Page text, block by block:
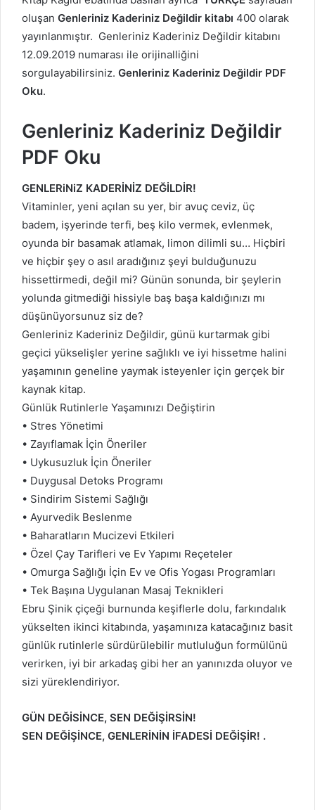
oluşan Genleriniz Kaderiniz Değildir kitabı 400 olarak
yayınlanmıştır. Genleriniz Kaderiniz Değildir kitabını
12.09.2019 numarası ile orijinalliğini
sorgulayabilirsiniz. Genleriniz Kaderiniz Değildir PDF
Oku.
Genleriniz Kaderiniz Değildir
PDF Oku
GENLERiNiZ KADERİNİZ DEĞİLDİR!
Vitaminler, yeni açılan su yer, bir avuç ceviz, üç
badem, işyerinde terfi, beş kilo vermek, evlenmek,
oyunda bir basamak atlamak, limon dilimli su… Hiçbiri
ve hiçbir şey o asıl aradığınız şeyi bulduğunuzu
hissettirmedi, değil mi? Günün sonunda, bir şeylerin
yolunda gitmediği hissiyle baş başa kaldığınızı mı
düşünüyorsunuz siz de?
Genleriniz Kaderiniz Değildir, günü kurtarmak gibi
geçici yükselişler yerine sağlıklı ve iyi hissetme halini
yaşamının geneline yaymak isteyenler için gerçek bir
kaynak kitap.
Günlük Rutinlerle Yaşamınızı Değiştirin
• Stres Yönetimi
• Zayıflamak İçin Öneriler
• Uykusuzluk İçin Öneriler
• Duygusal Detoks Programı
• Sindirim Sistemi Sağlığı
• Ayurvedik Beslenme
• Baharatların Mucizevi Etkileri
• Özel Çay Tarifleri ve Ev Yapımı Reçeteler
• Omurga Sağlığı İçin Ev ve Ofis Yogası Programları
• Tek Başına Uygulanan Masaj Teknikleri
Ebru Şinik çiçeği burnunda keşiflerle dolu, farkındalık
yükselten ikinci kitabında, yaşamınıza katacağınız basit
günlük rutinlerle sürdürülebilir mutluluğun formülünü
verirken, iyi bir arkadaş gibi her an yanınızda oluyor ve
sizi yüreklendiriyor.
GÜN DEĞİSİNCE, SEN DEĞİŞİRSİN!
SEN DEĞİŞİNCE, GENLERİNİN İFADESİ DEĞİŞİR! .